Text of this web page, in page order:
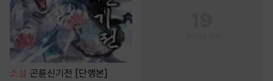
소설 곤륜신기전 [단행본]